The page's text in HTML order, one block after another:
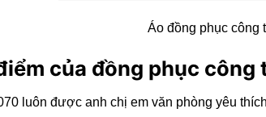
Áo đồng phục công
của đồng phục công
luôn được anh chị em văn phòng yêu